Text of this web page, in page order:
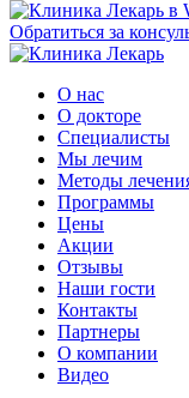
Обратиться за
О нас
О докторе
Специалисты
Мы лечим
Методы
Программы
Цены
Акции
Отзывы
Наши гости
Контакты
Партнеры
О компании
Видео